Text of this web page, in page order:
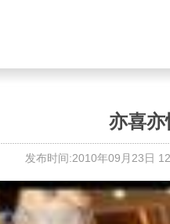
亦喜亦
发布时间:2010年09月23日